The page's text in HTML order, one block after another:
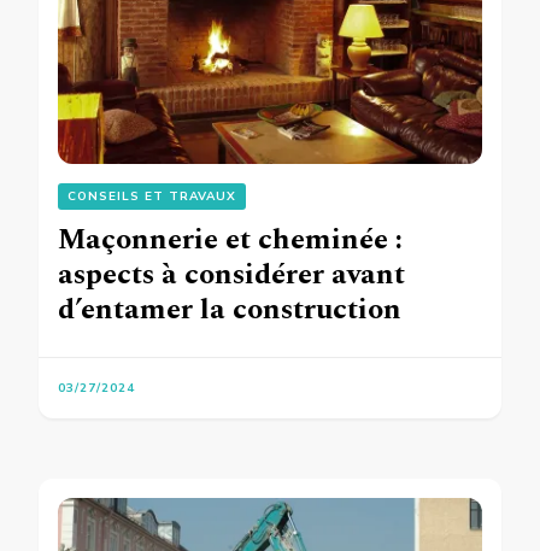
CONSEILS ET TRAVAUX
Maçonnerie et cheminée :
aspects à considérer avant
d’entamer la construction
03/27/2024